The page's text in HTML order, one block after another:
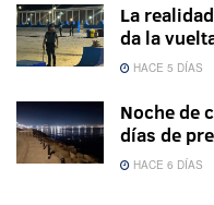
La
da la
HACE 5 DÍAS
Noche de
días de
HACE 6 DÍAS